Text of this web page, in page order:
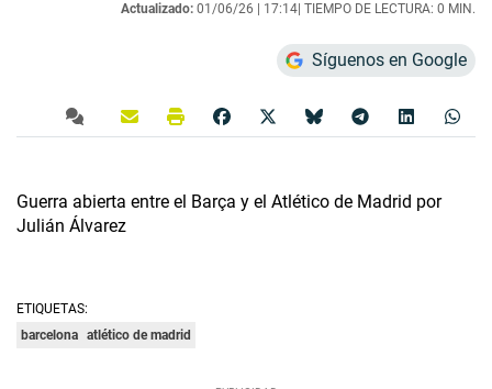
Actualizado: 01/06/26 | 17:14 | TIEMPO DE LECTURA: 0 MIN.
Síguenos en Google
Guerra abierta entre el Barça y el Atlético de Madrid por
Julián Álvarez
ETIQUETAS:
barcelona atlético de madrid